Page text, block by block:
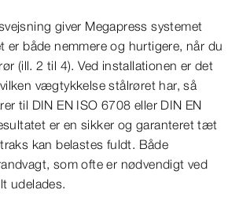
giver Megapress systemet
er både nemmere og hurtigere, når du
(ill. 2 til 4). Ved installationen er det
vægtykkelse stålrøret har, så
til DIN EN ISO 6708 eller DIN EN
er en sikker og garanteret tæt
kan belastes fuldt. Både
som ofte er nødvendigt ved
udelades.